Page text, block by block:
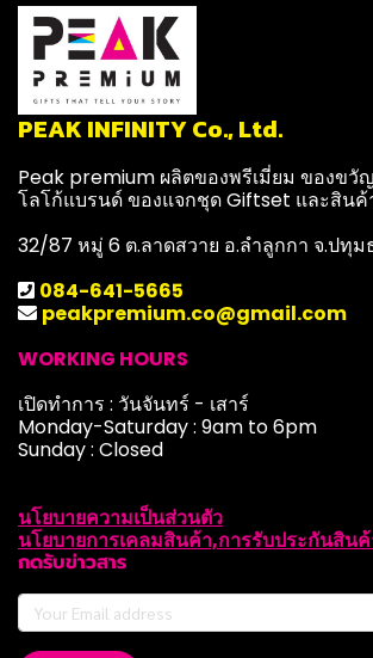
PEAK INFINITY Co., Ltd.
Peak premium ผลิตของพรีเมี่ยม ของข
โลโก้แบรนด์ ของแจกชุด Giftset และสิน
32/87 หมู่ 6 ต.ลาดสวาย อ.ลำลูกกา จ.ปทุม
084-641-5665
peakpremium.co@gmail.com
WORKING HOURS
เปิดทำการ : วันจันทร์ - เสาร์
Monday-Saturday : 9am to 6pm
Sunday : Closed
นโยบายความเป็นส่วนตัว
นโยบายการเคลมสินค้า,การรับประกันสิน
กดรับข่าวสาร